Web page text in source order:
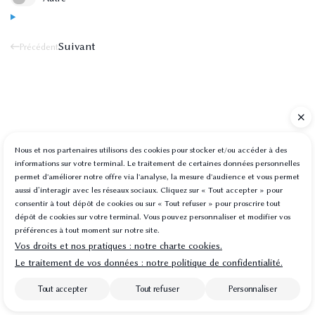
PrécédentSuivant
© 2025 - 2026 Site réalisé par Les Echos Publishing
Administration
Plan du site
Mentions légales et RGPD
Gestion des cookies
Charte cookies
Politique de confidentialité
Nous et nos partenaires utilisons des cookies pour stocker et/ou accéder à des
informations sur votre terminal. Le traitement de certaines données personnelles
permet d'améliorer notre offre via l'analyse, la mesure d'audience et vous permet
aussi d’interagir avec les réseaux sociaux. Cliquez sur « Tout accepter » pour
consentir à tout dépôt de cookies ou sur « Tout refuser » pour proscrire tout
dépôt de cookies sur votre terminal. Vous pouvez personnaliser et modifier vos
préférences à tout moment sur notre site.
Vos droits et nos pratiques : notre charte cookies.
Le traitement de vos données : notre politique de confidentialité.
Tout accepter Tout refuser Personnaliser